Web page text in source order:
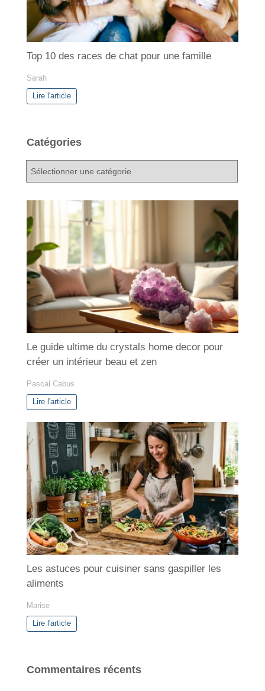
Top 10 des races de chat pour une famille
Sarah
Lire l'article
Catégories
t
o
e
s
Le guide ultime du crystals home decor pour
créer un intérieur beau et zen
Pascal Cabus
Lire l'article
Les astuces pour cuisiner sans gaspiller les
aliments
Marise
Lire l'article
Commentaires récents